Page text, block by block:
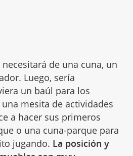
de una cuna, un
Luego, sería
un baúl para los
mesita de actividades
a hacer sus primeros
o una cuna-parque para
jugando. La posición y